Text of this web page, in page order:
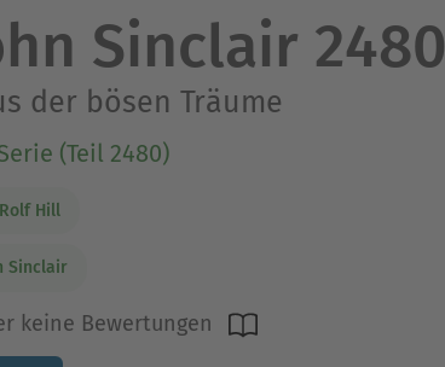
Sinclair 2480
der bösen Träume
(Teil 2480)
Hill
Sinclair
keine Bewertungen